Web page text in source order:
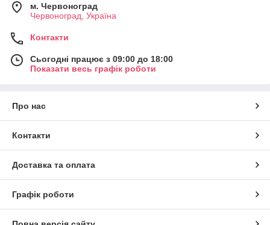
м. Червоноград
Червоноград, Україна
Контакти
Сьогодні працює з 09:00 до 18:00
Показати весь графік роботи
Про нас
Контакти
Доставка та оплата
Графік роботи